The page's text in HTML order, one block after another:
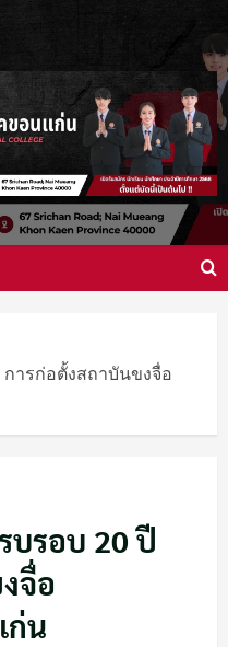
ารก่อตั้งสถาบันขงจื่อ
บรอบ 20 ปี
จื่อ
ก่น